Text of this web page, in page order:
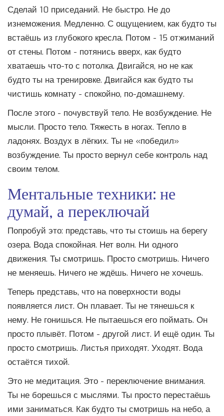
Сделай 10 приседаний. Не быстро. Не до
изнеможения. Медленно. С ощущением, как будто ты
встаёшь из глубокого кресла. Потом - 15 отжиманий
от стены. Потом - потянись вверх, как будто
хватаешь что-то с потолка. Двигайся, но не как
будто ты на тренировке. Двигайся как будто ты
чистишь комнату - спокойно, по-домашнему.
После этого - почувствуй тело. Не возбуждение. Не
мысли. Просто тело. Тяжесть в ногах. Тепло в
ладонях. Воздух в лёгких. Ты не «победил»
возбуждение. Ты просто вернул себе контроль над
своим телом.
Ментальные техники: не
думай, а переключай
Попробуй это: представь, что ты стоишь на берегу
озера. Вода спокойная. Нет волн. Ни одного
движения. Ты смотришь. Просто смотришь. Ничего
не меняешь. Ничего не ждёшь. Ничего не хочешь.
Теперь представь, что на поверхности воды
появляется лист. Он плавает. Ты не тянешься к
нему. Не гонишься. Не пытаешься его поймать. Он
просто плывёт. Потом - другой лист. И ещё один. Ты
просто смотришь. Листья приходят. Уходят. Вода
остаётся тихой.
Это не медитация. Это - переключение внимания.
Ты не борешься с мыслями. Ты просто перестаёшь
ими заниматься. Как будто ты смотришь на небо, а